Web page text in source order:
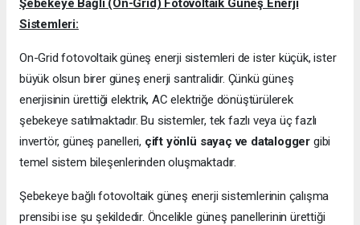
Şebekeye Bağlı (On-Grid) Fotovoltaik Güneş Enerji
Sistemleri:
On-Grid fotovoltaik güneş enerji sistemleri de ister küçük, ister
büyük olsun birer güneş enerji santralidir. Çünkü güneş
enerjisinin ürettiği elektrik, AC elektriğe dönüştürülerek
şebekeye satılmaktadır. Bu sistemler, tek fazlı veya üç fazlı
invertör, güneş panelleri, çift yönlü sayaç ve datalogger gibi
temel sistem bileşenlerinden oluşmaktadır.
Şebekeye bağlı fotovoltaik güneş enerji sistemlerinin çalışma
prensibi ise şu şekildedir. Öncelikle güneş panellerinin ürettiği